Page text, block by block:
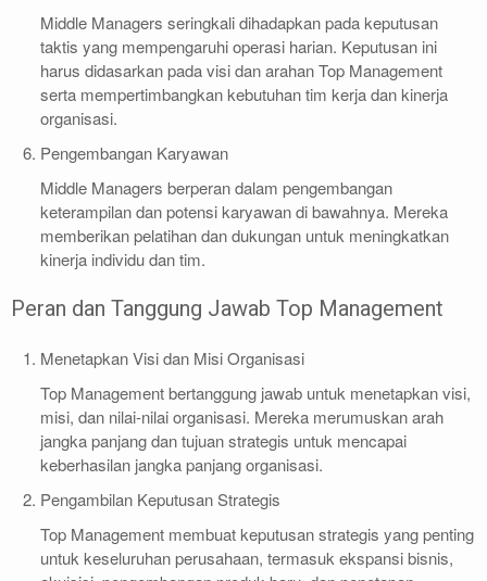
Middle Managers seringkali dihadapkan pada keputusan
taktis yang mempengaruhi operasi harian. Keputusan ini
harus didasarkan pada visi dan arahan Top Management
serta mempertimbangkan kebutuhan tim kerja dan kinerja
organisasi.
Pengembangan Karyawan
Middle Managers berperan dalam pengembangan
keterampilan dan potensi karyawan di bawahnya. Mereka
memberikan pelatihan dan dukungan untuk meningkatkan
kinerja individu dan tim.
Peran dan Tanggung Jawab Top Management
Menetapkan Visi dan Misi Organisasi
Top Management bertanggung jawab untuk menetapkan visi,
misi, dan nilai-nilai organisasi. Mereka merumuskan arah
jangka panjang dan tujuan strategis untuk mencapai
keberhasilan jangka panjang organisasi.
Pengambilan Keputusan Strategis
Top Management membuat keputusan strategis yang penting
untuk keseluruhan perusahaan, termasuk ekspansi bisnis,